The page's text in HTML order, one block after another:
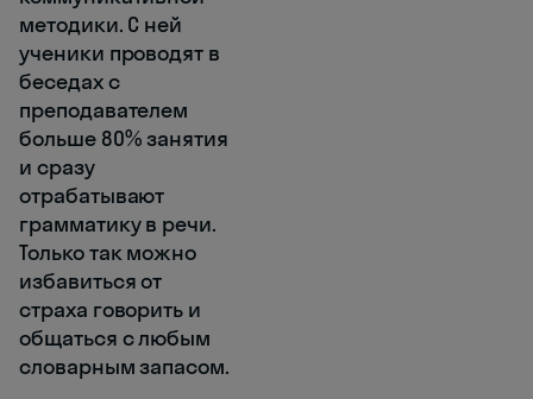
методики. С ней
ученики проводят в
беседах с
преподавателем
больше 80% занятия
и сразу
отрабатывают
грамматику в речи.
Только так можно
избавиться от
страха говорить и
общаться с любым
словарным запасом.